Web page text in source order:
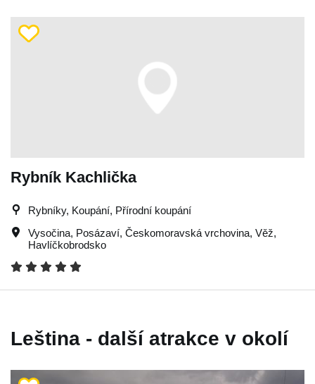
Rybník Kachlička
Rybníky, Koupání, Přírodní koupání
Vysočina, Posázaví, Českomoravská vrchovina, Věž,
Havlíčkobrodsko
Leština - další atrakce v okolí